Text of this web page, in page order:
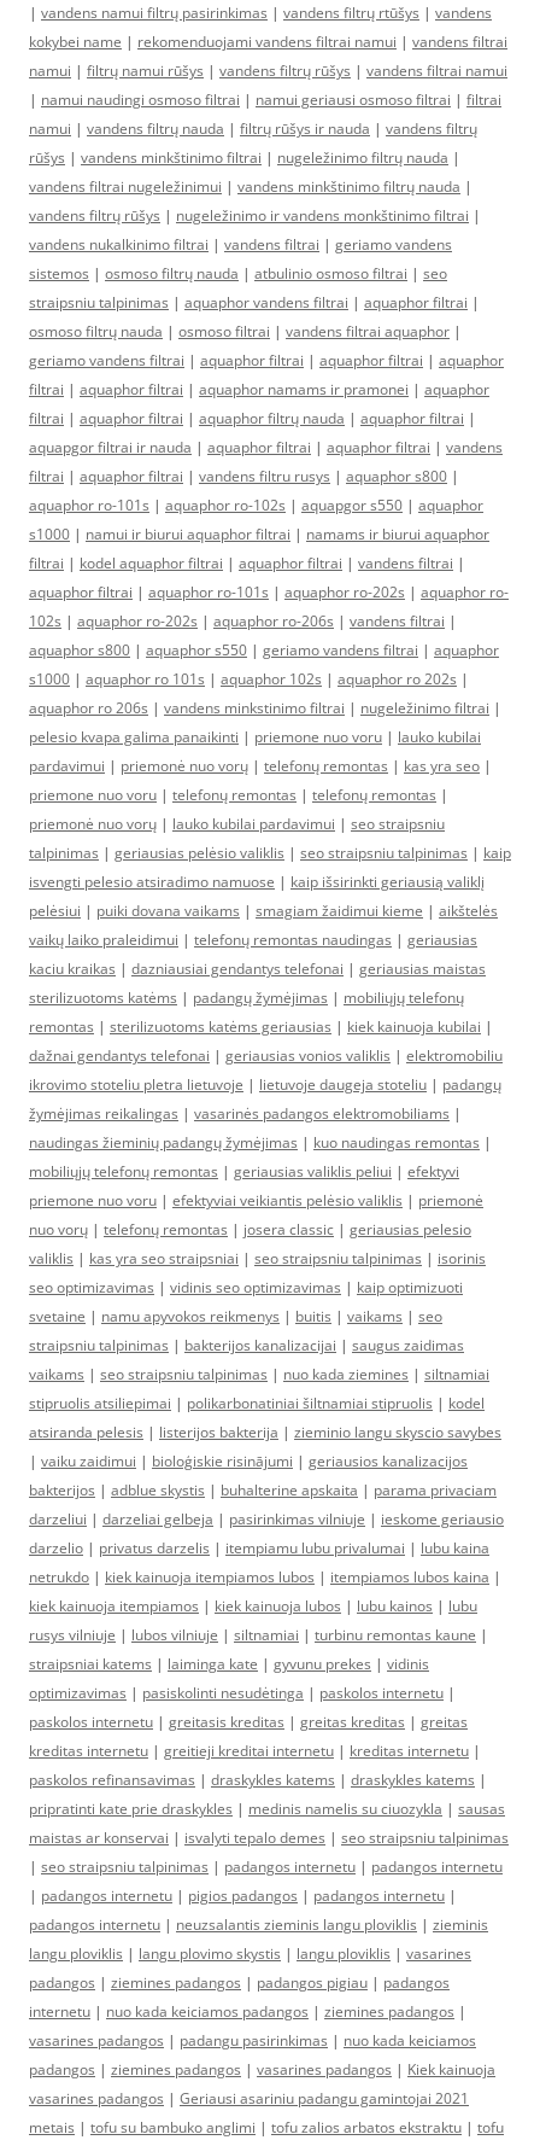
| vandens namui filtrų pasirinkimas | vandens filtrų rtūšys | vandens
kokybei name | rekomenduojami vandens filtrai namui | vandens filtrai
namui | filtrų namui rūšys | vandens filtrų rūšys | vandens filtrai namui
| namui naudingi osmoso filtrai | namui geriausi osmoso filtrai | filtrai
namui | vandens filtrų nauda | filtrų rūšys ir nauda | vandens filtrų
rūšys | vandens minkštinimo filtrai | nugeležinimo filtrų nauda |
vandens filtrai nugeležinimui | vandens minkštinimo filtrų nauda |
vandens filtrų rūšys | nugeležinimo ir vandens monkštinimo filtrai |
vandens nukalkinimo filtrai | vandens filtrai | geriamo vandens
sistemos | osmoso filtrų nauda | atbulinio osmoso filtrai | seo
straipsniu talpinimas | aquaphor vandens filtrai | aquaphor filtrai |
osmoso filtrų nauda | osmoso filtrai | vandens filtrai aquaphor |
geriamo vandens filtrai | aquaphor filtrai | aquaphor filtrai | aquaphor
filtrai | aquaphor filtrai | aquaphor namams ir pramonei | aquaphor
filtrai | aquaphor filtrai | aquaphor filtrų nauda | aquaphor filtrai |
aquapgor filtrai ir nauda | aquaphor filtrai | aquaphor filtrai | vandens
filtrai | aquaphor filtrai | vandens filtru rusys | aquaphor s800 |
aquaphor ro-101s | aquaphor ro-102s | aquapgor s550 | aquaphor
s1000 | namui ir biurui aquaphor filtrai | namams ir biurui aquaphor
filtrai | kodel aquaphor filtrai | aquaphor filtrai | vandens filtrai |
aquaphor filtrai | aquaphor ro-101s | aquaphor ro-202s | aquaphor ro-
102s | aquaphor ro-202s | aquaphor ro-206s | vandens filtrai |
aquaphor s800 | aquaphor s550 | geriamo vandens filtrai | aquaphor
s1000 | aquaphor ro 101s | aquaphor 102s | aquaphor ro 202s |
aquaphor ro 206s | vandens minkstinimo filtrai | nugeležinimo filtrai |
pelesio kvapa galima panaikinti | priemone nuo voru | lauko kubilai
pardavimui | priemonė nuo vorų | telefonų remontas | kas yra seo |
priemone nuo voru | telefonų remontas | telefonų remontas |
priemonė nuo vorų | lauko kubilai pardavimui | seo straipsniu
talpinimas | geriausias pelėsio valiklis | seo straipsniu talpinimas | kaip
isvengti pelesio atsiradimo namuose | kaip išsirinkti geriausią valiklį
pelėsiui | puiki dovana vaikams | smagiam žaidimui kieme | aikštelės
vaikų laiko praleidimui | telefonų remontas naudingas | geriausias
kaciu kraikas | dazniausiai gendantys telefonai | geriausias maistas
sterilizuotoms katėms | padangų žymėjimas | mobiliųjų telefonų
remontas | sterilizuotoms katėms geriausias | kiek kainuoja kubilai |
dažnai gendantys telefonai | geriausias vonios valiklis | elektromobiliu
ikrovimo stoteliu pletra lietuvoje | lietuvoje daugeja stoteliu | padangų
žymėjimas reikalingas | vasarinės padangos elektromobiliams |
naudingas žieminių padangų žymėjimas | kuo naudingas remontas |
mobiliųjų telefonų remontas | geriausias valiklis peliui | efektyvi
priemone nuo voru | efektyviai veikiantis pelėsio valiklis | priemonė
nuo vorų | telefonų remontas | josera classic | geriausias pelesio
valiklis | kas yra seo straipsniai | seo straipsniu talpinimas | isorinis
seo optimizavimas | vidinis seo optimizavimas | kaip optimizuoti
svetaine | namu apyvokos reikmenys | buitis | vaikams | seo
straipsniu talpinimas | bakterijos kanalizacijai | saugus zaidimas
vaikams | seo straipsniu talpinimas | nuo kada ziemines | siltnamiai
stipruolis atsiliepimai | polikarbonatiniai šiltnamiai stipruolis | kodel
atsiranda pelesis | listerijos bakterija | zieminio langu skyscio savybes
| vaiku zaidimui | bioloģiskie risinājumi | geriausios kanalizacijos
bakterijos | adblue skystis | buhalterine apskaita | parama privaciam
darzeliui | darzeliai gelbeja | pasirinkimas vilniuje | ieskome geriausio
darzelio | privatus darzelis | itempiamu lubu privalumai | lubu kaina
netrukdo | kiek kainuoja itempiamos lubos | itempiamos lubos kaina |
kiek kainuoja itempiamos | kiek kainuoja lubos | lubu kainos | lubu
rusys vilniuje | lubos vilniuje | siltnamiai | turbinu remontas kaune |
straipsniai katems | laiminga kate | gyvunu prekes | vidinis
optimizavimas | pasiskolinti nesudėtinga | paskolos internetu |
paskolos internetu | greitasis kreditas | greitas kreditas | greitas
kreditas internetu | greitieji kreditai internetu | kreditas internetu |
paskolos refinansavimas | draskykles katems | draskykles katems |
pripratinti kate prie draskykles | medinis namelis su ciuozykla | sausas
maistas ar konservai | isvalyti tepalo demes | seo straipsniu talpinimas
| seo straipsniu talpinimas | padangos internetu | padangos internetu
| padangos internetu | pigios padangos | padangos internetu |
padangos internetu | neuzsalantis zieminis langu ploviklis | zieminis
langu ploviklis | langu plovimo skystis | langu ploviklis | vasarines
padangos | ziemines padangos | padangos pigiau | padangos
internetu | nuo kada keiciamos padangos | ziemines padangos |
vasarines padangos | padangu pasirinkimas | nuo kada keiciamos
padangos | ziemines padangos | vasarines padangos | Kiek kainuoja
vasarines padangos | Geriausi asariniu padangu gamintojai 2021
metais | tofu su bambuko anglimi | tofu zalios arbatos ekstraktu | tofu